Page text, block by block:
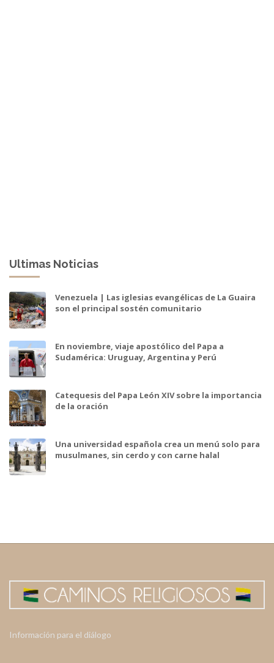
Ultimas Noticias
Venezuela | Las iglesias evangélicas de La Guaira
son el principal sostén comunitario
En noviembre, viaje apostólico del Papa a
Sudamérica: Uruguay, Argentina y Perú
Catequesis del Papa León XIV sobre la importancia
de la oración
Una universidad española crea un menú solo para
musulmanes, sin cerdo y con carne halal
Información para el diálogo